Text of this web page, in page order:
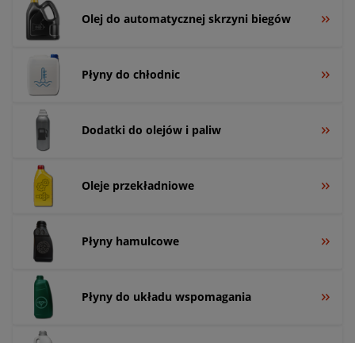
Olej do automatycznej skrzyni biegów
Płyny do chłodnic
Dodatki do olejów i paliw
Oleje przekładniowe
Płyny hamulcowe
Płyny do układu wspomagania